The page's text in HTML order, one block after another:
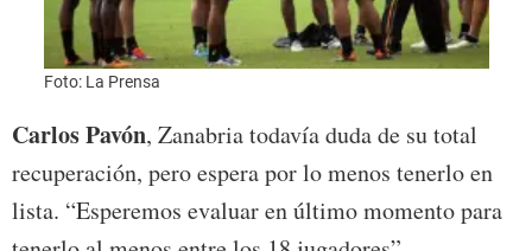
Foto: La Prensa
Carlos Pavón, Zanabria todavía duda de su total
recuperación, pero espera por lo menos tenerlo en
lista. “Esperemos evaluar en último momento para